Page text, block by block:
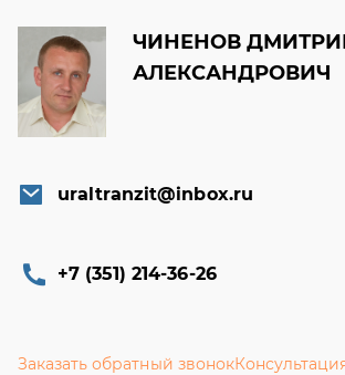
ЧИНЕНОВ
АЛЕКСАНДРОВИЧ
uraltranzit@inbox.ru
+7 (351) 214-36-26
Заказать обратный звонок